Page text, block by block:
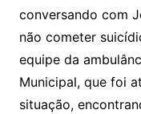
conversando com
não cometer
equipe da
Municipal, que foi
situação,